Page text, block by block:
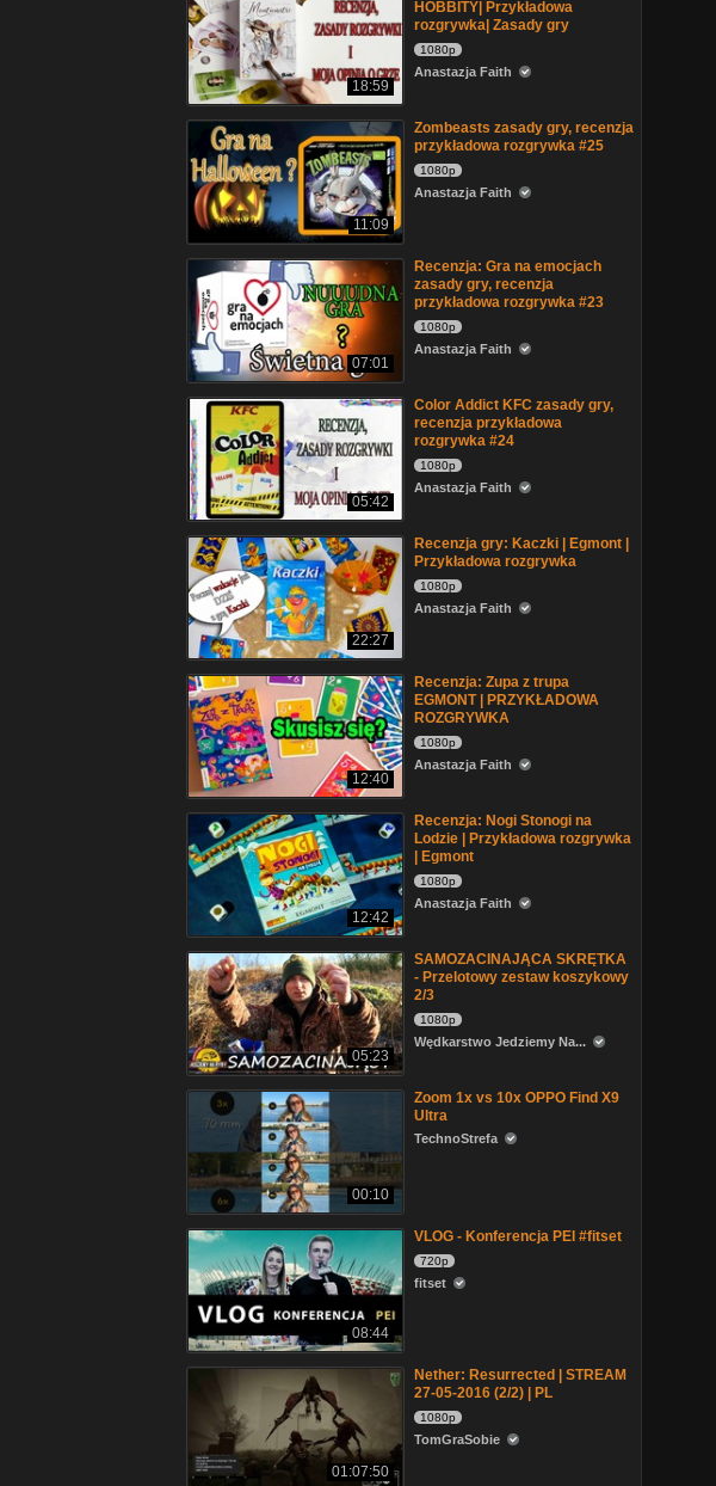
18:59
HOBBITY| Przykładowa
rozgrywka| Zasady gry
1080p
Anastazja Faith
11:09
Zombeasts zasady gry, recenzja
przykładowa rozgrywka #25
1080p
Anastazja Faith
07:01
Recenzja: Gra na emocjach
zasady gry, recenzja
przykładowa rozgrywka #23
1080p
Anastazja Faith
05:42
Color Addict KFC zasady gry,
recenzja przykładowa
rozgrywka #24
1080p
Anastazja Faith
22:27
Recenzja gry: Kaczki | Egmont |
Przykładowa rozgrywka
1080p
Anastazja Faith
12:40
Recenzja: Zupa z trupa
EGMONT | PRZYKŁADOWA
ROZGRYWKA
1080p
Anastazja Faith
12:42
Recenzja: Nogi Stonogi na
Lodzie | Przykładowa rozgrywka
| Egmont
1080p
Anastazja Faith
05:23
SAMOZACINAJĄCA SKRĘTKA
- Przelotowy zestaw koszykowy
2/3
1080p
Wędkarstwo Jedziemy Na...
00:10
Zoom 1x vs 10x OPPO Find X9
Ultra
TechnoStrefa
08:44
VLOG - Konferencja PEI #fitset
720p
fitset
01:07:50
Nether: Resurrected | STREAM
27-05-2016 (2/2) | PL
1080p
TomGraSobie